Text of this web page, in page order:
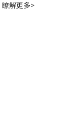
瞭解更多>